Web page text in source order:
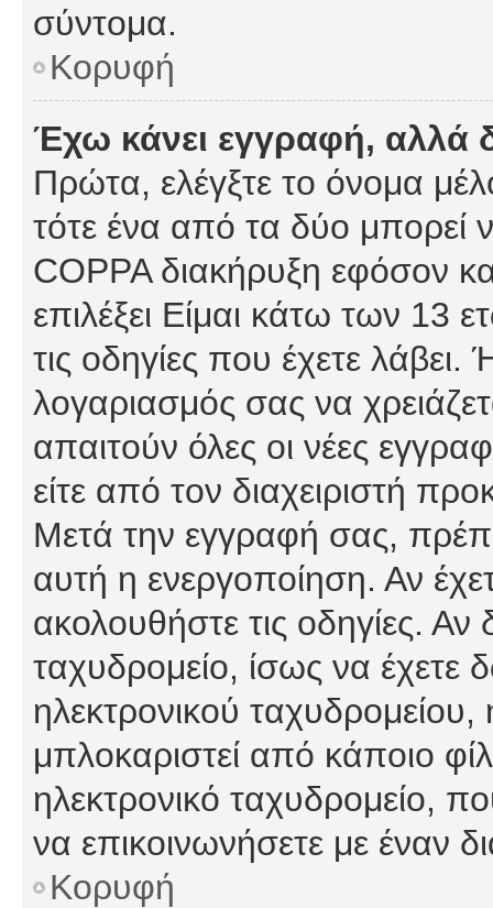
σύντομα.
Κορυφή
Έχω κάνει εγγραφή,
Πρώτα, ελέγξτε το όνομα
τότε ένα από τα δύο μπορεί
COPPA διακήρυξη εφόσον
επιλέξει Είμαι κάτω των 13
τις οδηγίες που έχετε λάβει.
λογαριασμός σας να
απαιτούν όλες οι νέες
είτε από τον διαχειριστή
Μετά την εγγραφή σας,
αυτή η ενεργοποίηση. Αν
ακολουθήστε τις οδηγίες. Αν
ταχυδρομείο, ίσως να έχετε
ηλεκτρονικού ταχυδρομείου,
μπλοκαριστεί από κάποιο
ηλεκτρονικό ταχυδρομείο,
να επικοινωνήσετε με έναν
Κορυφή